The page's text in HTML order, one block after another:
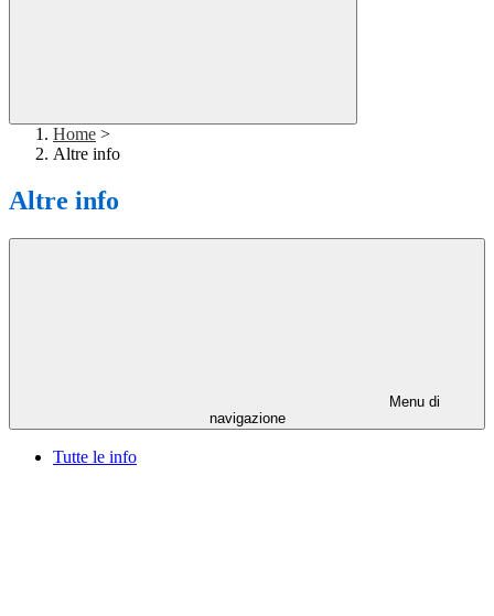
Home >
Altre info
Altre info
Menu di
navigazione
Tutte le info